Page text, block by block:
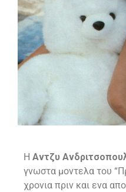
H Αντζυ
γνωστα μοντελα του
χρονια πριν και ενα